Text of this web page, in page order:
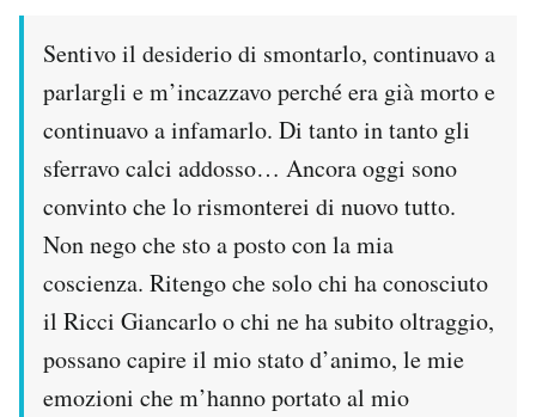
Sentivo il desiderio di smontarlo, continuavo a
parlargli e m’incazzavo perché era già morto e
continuavo a infamarlo. Di tanto in tanto gli
sferravo calci addosso… Ancora oggi sono
convinto che lo rismonterei di nuovo tutto.
Non nego che sto a posto con la mia
coscienza. Ritengo che solo chi ha conosciuto
il Ricci Giancarlo o chi ne ha subito oltraggio,
possano capire il mio stato d’animo, le mie
emozioni che m’hanno portato al mio